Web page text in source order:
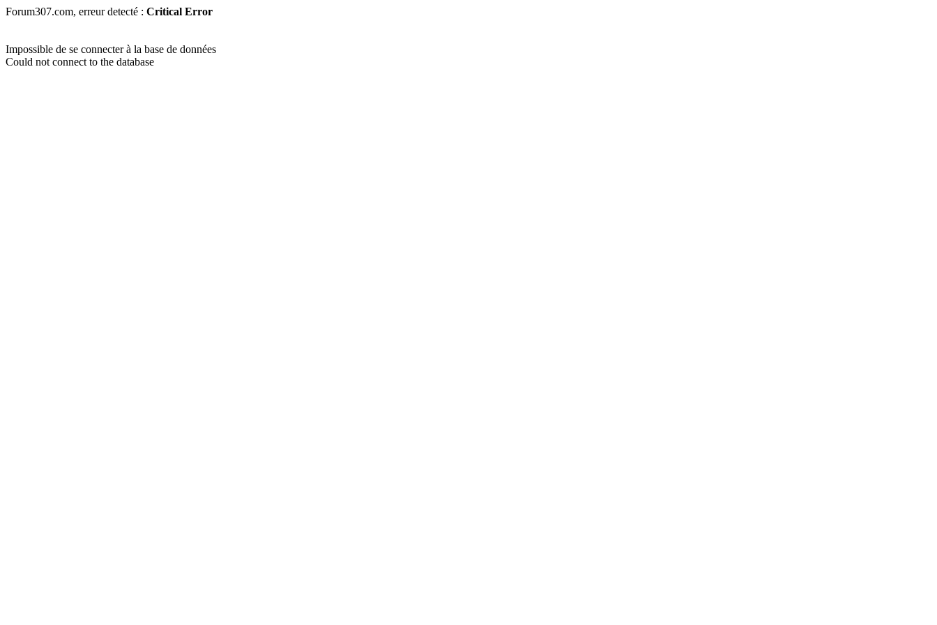
Forum307.com, erreur detecté : Critical Error
Impossible de se connecter à la base de données
Could not connect to the database